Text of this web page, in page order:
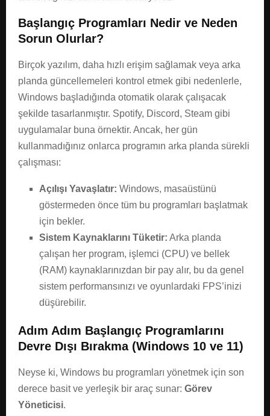
Başlangıç Programları Nedir ve Neden
Sorun Olurlar?
Birçok yazılım, daha hızlı erişim sağlamak veya arka
planda güncellemeleri kontrol etmek gibi nedenlerle,
Windows başladığında otomatik olarak çalışacak
şekilde tasarlanmıştır. Spotify, Discord, Steam gibi
uygulamalar buna örnektir. Ancak, her gün
kullanmadığınız onlarca programın arka planda sürekli
çalışması:
Açılışı Yavaşlatır: Windows, masaüstünü
göstermeden önce tüm bu programları başlatmak
için bekler.
Sistem Kaynaklarını Tüketir: Arka planda
çalışan her program, işlemci (CPU) ve bellek
(RAM) kaynaklarınızdan bir pay alır, bu da genel
sistem performansınızı ve oyunlardaki FPS’inizi
düşürebilir.
Adım Adım Başlangıç Programlarını
Devre Dışı Bırakma (Windows 10 ve 11)
Neyse ki, Windows bu programları yönetmek için son
derece basit ve yerleşik bir araç sunar: Görev
Yöneticisi.